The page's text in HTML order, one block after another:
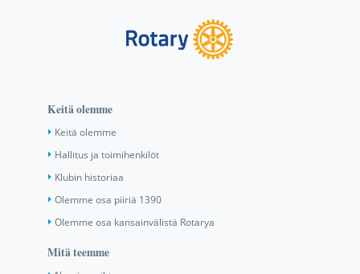
Keitä olemme
Keitä olemme
Hallitus ja toimihenkilöt
Klubin historiaa
Olemme osa piiriä 1390
Olemme osa kansainvälistä Rotarya
Mitä teemme